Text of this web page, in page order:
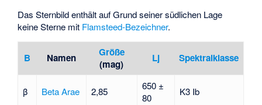
Das Sternbild enthält auf Grund seiner südlichen Lage
keine Sterne mit Flamsteed-Bezeichner.
B Namen
Größe
(mag)
Lj Spektralklasse
β Beta Arae 2,85
650 ±
80
K3 Ib